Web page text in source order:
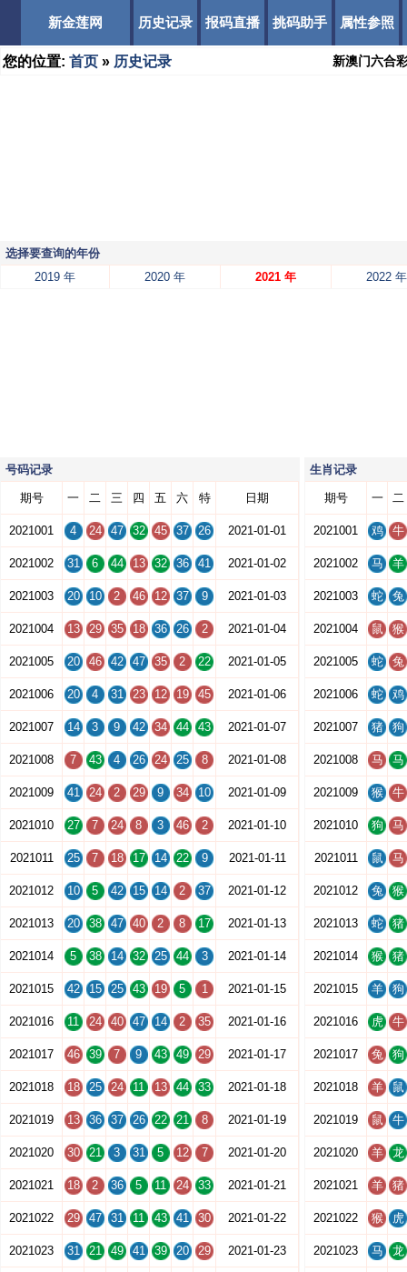
新金莲网 历史记录 报码直播 挑码助手 属性参照
您的位置: 首页 » 历史记录 新澳门六合
选择要查询的年份
2019 年
2020 年 2021 年 2022 年
号码记录
期号 一 二 三 四 五 六 特 日期
2021001 4 24 47 32 45 37 26 2021-01-01
2021002 31 6 44 13 32 36 41 2021-01-02
2021003 20 10 2 46 12 37 9 2021-01-03
2021004 13 29 35 18 36 26 2 2021-01-04
2021005 20 46 42 47 35 2 22 2021-01-05
2021006 20 4 31 23 12 19 45 2021-01-06
2021007 14 3 9 42 34 44 43 2021-01-07
2021008 7 43 4 26 24 25 8 2021-01-08
2021009 41 24 2 29 9 34 10 2021-01-09
2021010 27 7 24 8 3 46 2 2021-01-10
2021011 25 7 18 17 14 22 9 2021-01-11
2021012 10 5 42 15 14 2 37 2021-01-12
2021013 20 38 47 40 2 8 17 2021-01-13
2021014 5 38 14 32 25 44 3 2021-01-14
2021015 42 15 25 43 19 5 1 2021-01-15
2021016 11 24 40 47 14 2 35 2021-01-16
2021017 46 39 7 9 43 49 29 2021-01-17
2021018 18 25 24 11 13 44 33 2021-01-18
2021019 13 36 37 26 22 21 8 2021-01-19
2021020 30 21 3 31 5 12 7 2021-01-20
2021021 18 2 36 5 11 24 33 2021-01-21
2021022 29 47 31 11 43 41 30 2021-01-22
2021023 31 21 49 41 39 20 29 2021-01-23
生肖记录
期号 一 二
2021001 鸡 牛
2021002 马 羊
2021003 蛇 兔
2021004 鼠 猴
2021005 蛇 兔
2021006 蛇 鸡
2021007 猪 狗
2021008 马 马
2021009 猴 牛
2021010 狗 马
2021011 鼠 马
2021012 兔 猴
2021013 蛇 猪
2021014 猴 猪
2021015 羊 狗
2021016 虎 牛
2021017 兔 狗
2021018 羊 鼠
2021019 鼠 牛
2021020 羊 龙
2021021 羊 猪
2021022 猴 虎
2021023 马 龙